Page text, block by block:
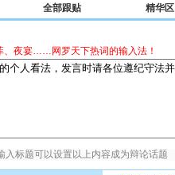
全部跟贴 精华区
、夜宴……网罗天下热词的输入法！